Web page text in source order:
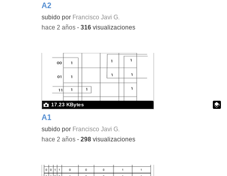
A2
Contenido educativo.
subido por Francisco Javi G.
-hace 2 años -316 visualizaciones
A1
Contenido educativo.
subido por Francisco Javi G.
17.23 KBytes
-hace 2 años -298 visualizaciones